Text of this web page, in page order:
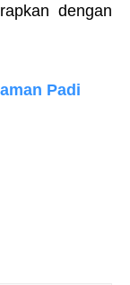
dengan
Padi